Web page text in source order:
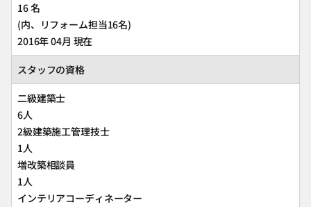
16 名
(内、リフォーム担当16名)
2016年 04月 現在
スタッフの資格
二級建築士
6人
2級建築施工管理技士
1人
増改築相談員
1人
インテリアコーディネーター